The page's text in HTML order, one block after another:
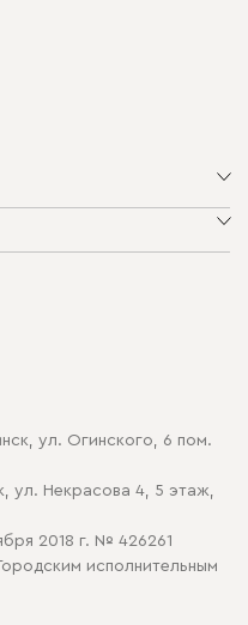
cookieул. Огинского, 6 пом.
ул. Некрасова 4, 5 этаж,
2018 г. № 426261
исполнительным